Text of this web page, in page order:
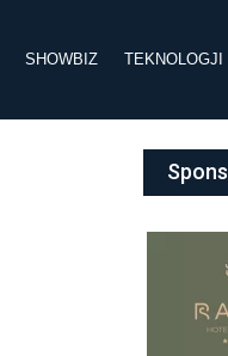
SHOWBIZ TEKNOLOGJI